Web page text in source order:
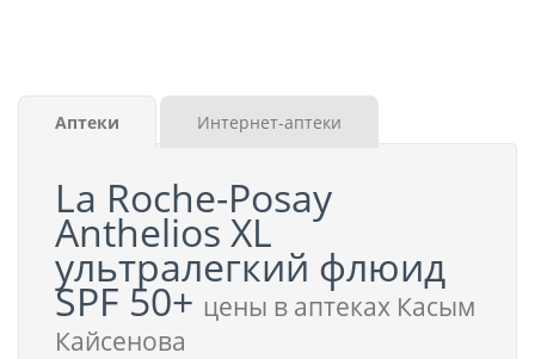
Аптеки Интернет-аптеки
La Roche-Posay
Anthelios XL
ультралегкий флюид
SPF 50+ цены в аптеках Касым
Кайсенова